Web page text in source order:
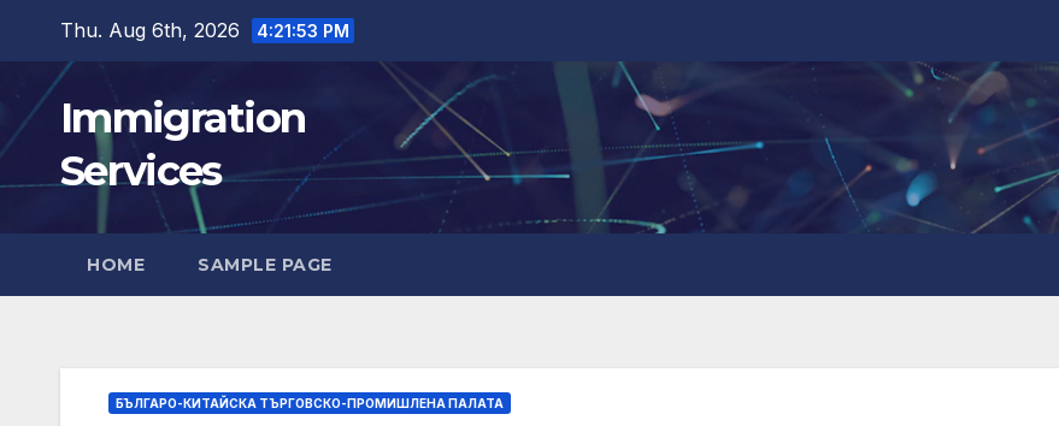
content
Thu. Aug 6th, 2026 4:21:55 PM
Immigration
Services
HOME SAMPLE PAGE
БЪЛГАРО-КИТАЙСКА ТЪРГОВСКО-ПРОМИШЛЕНА ПАЛАТА